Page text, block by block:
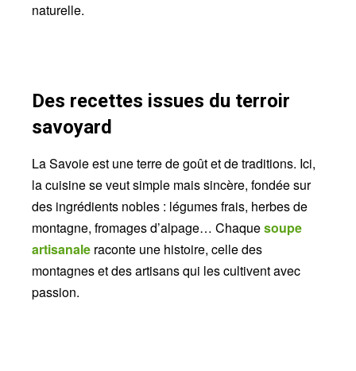
naturelle.
Des recettes issues du terroir
savoyard
La Savoie est une terre de goût et de traditions. Ici,
la cuisine se veut simple mais sincère, fondée sur
des ingrédients nobles : légumes frais, herbes de
montagne, fromages d’alpage… Chaquesoupe
artisanale raconte une histoire, celle des
montagnes et des artisans qui les cultivent avec
passion.